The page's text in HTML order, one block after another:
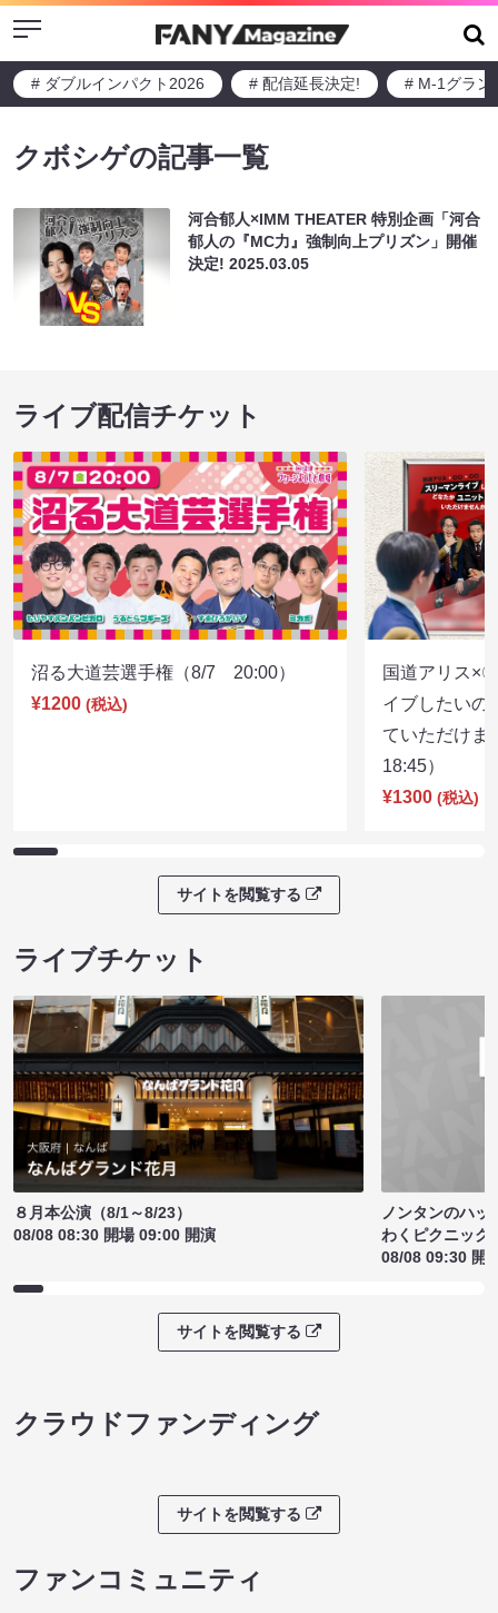
Menu
# ダブルインパクト2026 # 配信延長決定! # M-1グラン
クボシゲの記事一覧
河合郁人×IMM THEATER 特別企画「河合
郁人の『MC力』強制向上プリズン」開催
決定!2025.03.05
ライブ配信チケット
沼る大道芸選手権（8/7 20:00）
¥1200 (税込)
国道アリス×
イブしたいの
ていただけ
18:45）
¥1300 (税込)
サイトを閲覧する
ライブチケット
８月本公演（8/1～8/23）
08/08 08:30 開場 09:00 開演
ノンタンのハッ
わくピクニック
08/08 09:30 開
サイトを閲覧する
クラウドファンディング
サイトを閲覧する
ファンコミュニティ